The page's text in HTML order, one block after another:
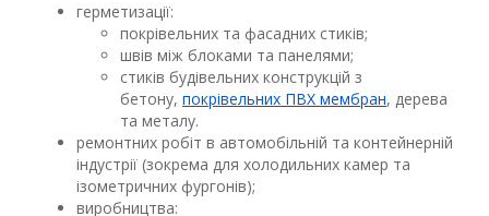
герметизації:
покрівельних та фасадних стиків;
швів між блоками та панелями;
стиків будівельних конструкцій з
бетону, покрівельних ПВХ мембран, дерева
та металу.
ремонтних робіт в автомобільній та контейнерній
індустрії (зокрема для холодильних камер та
ізометричних фургонів);
виробництва: